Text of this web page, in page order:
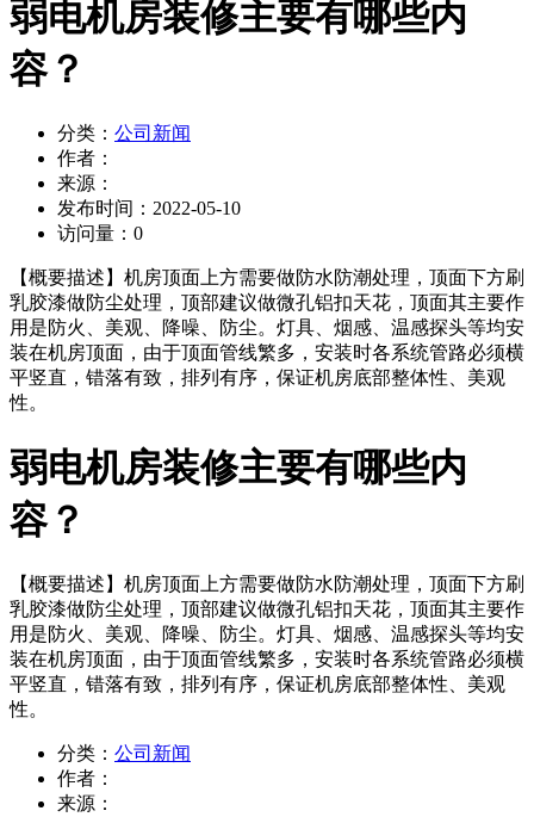
弱电机房装修主要有哪些内
容？
分类： 公司新闻
作者：
来源：
发布时间： 2022-05-10
访问量： 0
【概要描述】 机房顶面上方需要做防水防潮处理，顶面下方刷
乳胶漆做防尘处理，顶部建议做微孔铝扣天花，顶面其主要作
用是防火、美观、降噪、防尘。灯具、烟感、温感探头等均安
装在机房顶面，由于顶面管线繁多，安装时各系统管路必须横
平竖直，错落有致，排列有序，保证机房底部整体性、美观
性。
弱电机房装修主要有哪些内
容？
【概要描述】 机房顶面上方需要做防水防潮处理，顶面下方刷
乳胶漆做防尘处理，顶部建议做微孔铝扣天花，顶面其主要作
用是防火、美观、降噪、防尘。灯具、烟感、温感探头等均安
装在机房顶面，由于顶面管线繁多，安装时各系统管路必须横
平竖直，错落有致，排列有序，保证机房底部整体性、美观
性。
分类： 公司新闻
作者：
来源：